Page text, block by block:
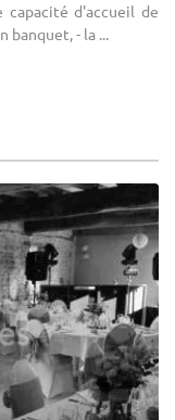
capacité d'accueil de
banquet, - la ...